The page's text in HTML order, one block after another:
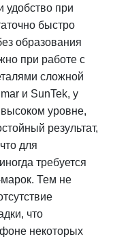
удобство при
быстро
образования
при работе с
сложной
и SunTek, у
высоком уровне,
результат,
для
требуется
Тем не
что
некоторых